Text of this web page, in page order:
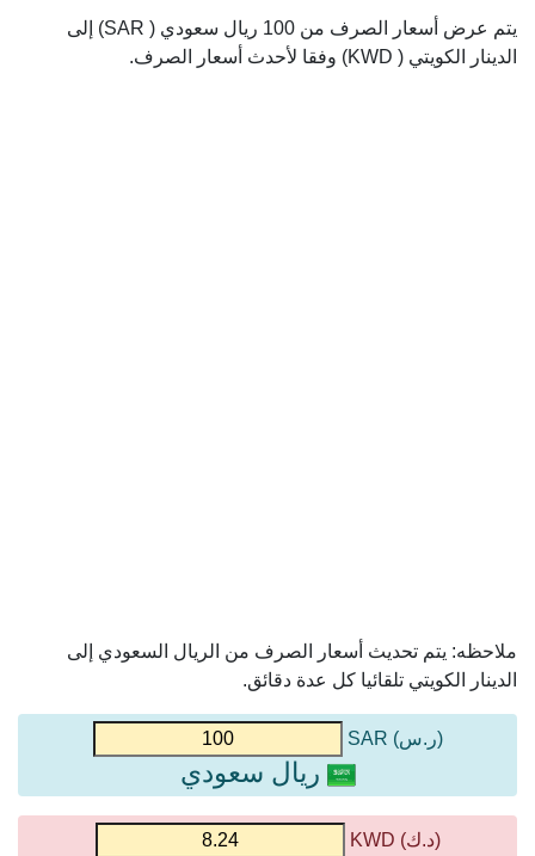
يتم عرض أسعار الصرف من 100 ريال سعودي ( SAR) إلى
الدينار الكويتي ( KWD) وفقا لأحدث أسعار الصرف.
ملاحظه: يتم تحديث أسعار الصرف من الريال السعودي إلى
الدينار الكويتي تلقائيا كل عدة دقائق.
(ر.س) SAR
ريال سعودي
(د.ك) KWD